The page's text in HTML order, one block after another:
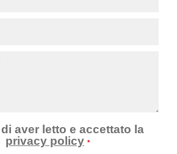
aver letto e accettato la
privacy policy *